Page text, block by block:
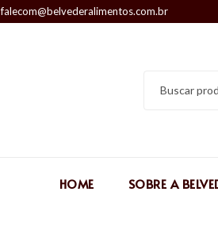
falecom@belvederalimentos.com.br
HOME SOBRE A